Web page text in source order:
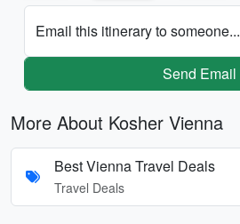
Email this itinerary to someone...
Send Email
More About Kosher Vienna
Best Vienna Travel Deals
Travel Deals